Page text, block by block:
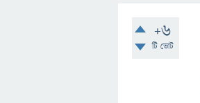
+6
টি ভোট